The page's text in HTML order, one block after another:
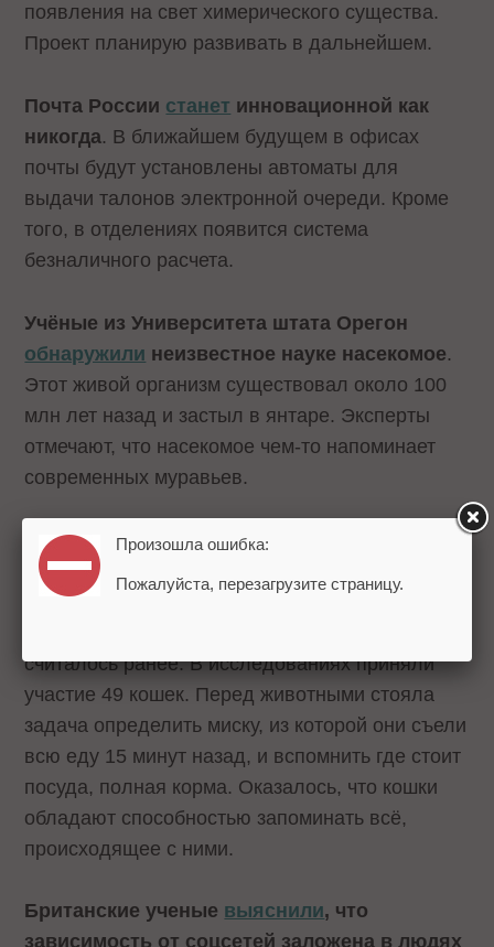
появления на свет химерического существа.
Проект планирую развивать в дальнейшем.
Почта России станет инновационной как
никогда. В ближайшем будущем в офисах
почты будут установлены автоматы для
выдачи талонов электронной очереди. Кроме
того, в отделениях появится система
безналичного расчета.
Учёные из Университета штата Орегон
обнаружили неизвестное науке насекомое.
Этот живой организм существовал около 100
млн лет назад и застыл в янтаре. Эксперты
отмечают, что насекомое чем-то напоминает
современных муравьев.
Любимцы интернета – кошки, оказывается,
нисколько не
Ученые из Японии установили, что память
считалось ранее. В исследованиях приняли
участие 49 кошек. Перед животными стояла
задача определить миску, из которой они съели
всю еду 15 минут назад, и вспомнить где стоит
посуда, полная корма. Оказалось, что кошки
обладают способностью запоминать всё,
происходящее с ними.
Британские ученые выяснили, что
зависимость от соцсетей заложена в людях
Произошла ошибка:
Пожалуйста, перезагрузите страницу.